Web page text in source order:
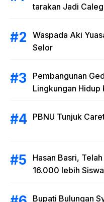
tarakan Jadi
Waspada Aki
Selor
Pembangunan
Lingkungan Hidup
PBNU Tunjuk
Hasan Basri,
16.000 lebih
Bupati Bulungan